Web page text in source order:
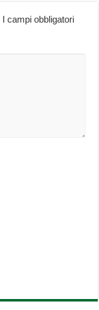
I campi obbligatori